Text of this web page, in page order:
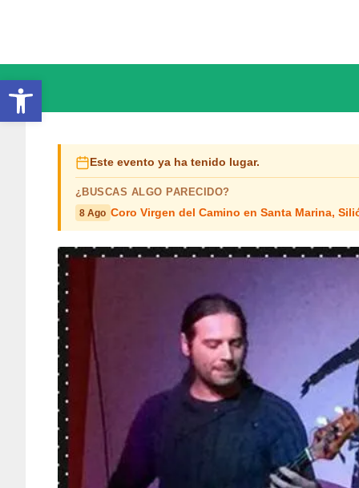
Abrir barra de herramientas
Este evento ya ha tenido lugar.
¿BUSCAS ALGO PARECIDO?
8 Ago Coro Virgen del Camino en Santa Marina,